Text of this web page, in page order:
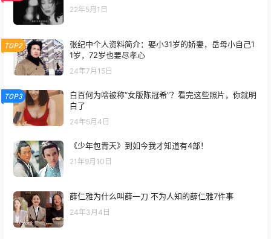
22年5月1日
TOP2
张纪中个人资料简介：娶小31岁的娇妻，岳母小自己1
1岁，72岁也要尽孝心
24年7月15日
TOP3
白百何为啥被称“女版陈冠希”？看完这些照片，你就明
白了
24年5月4日
《少年包青天》到如今我才知道有4部！
21年9月10日
薛仁雅为什么叫薛一刀 不为人知的薛仁雅7件事
24年3月4日